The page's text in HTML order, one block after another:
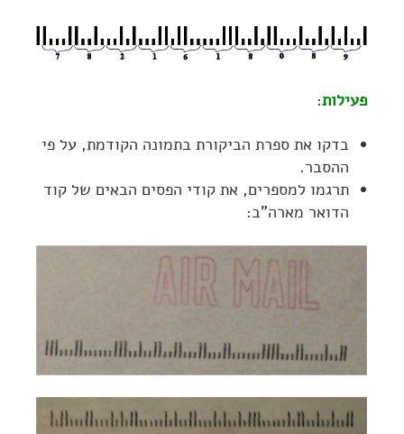
פעילות:
בדקו את ספרת הביקורת בתמונה הקודמת, על פי
ההסבר.
תרגמו למספרים, את קודי הפסים הבאים של קוד
הדואר מארה"ב: